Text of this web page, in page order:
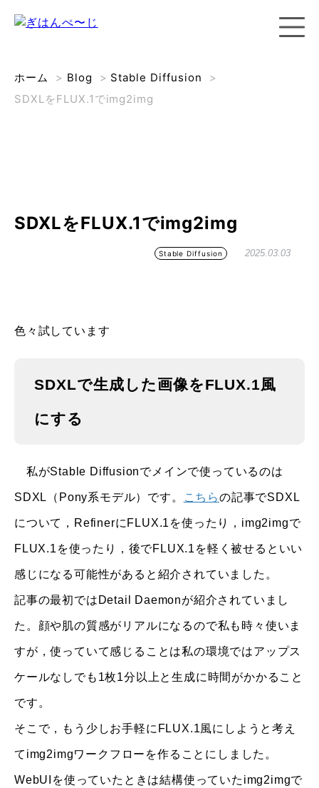
ホーム > Blog > Stable Diffusion
>
SDXLをFLUX.1でimg2img
SDXLをFLUX.1でimg2img
Stable Diffusion 2025.03.03
色々試しています
SDXLで生成した画像をFLUX.1風
にする
私がStable Diffusionでメインで使っているのは
SDXL（Pony系モデル）です。 こちらの記事でSDXL
について，RefinerにFLUX.1を使ったり，img2imgで
FLUX.1を使ったり，後でFLUX.1を軽く被せるといい
感じになる可能性があると紹介されていました。
記事の最初ではDetail Daemonが紹介されていまし
た。顔や肌の質感がリアルになるので私も時々使いま
すが，使っていて感じることは私の環境ではアップス
ケールなしでも1枚1分以上と生成に時間がかかること
です。
そこで，もう少しお手軽にFLUX.1風にしようと考え
てimg2imgワークフローを作ることにしました。
WebUIを使っていたときは結構使っていたimg2imgで